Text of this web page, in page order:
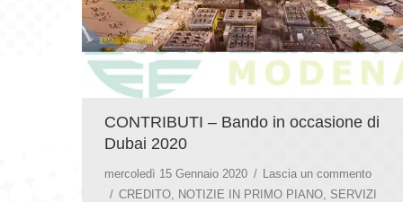
CONTRIBUTI – Bando in occasione di
Dubai 2020
mercoledì 15 Gennaio 2020
Lascia un commento
CREDITO
NOTIZIE IN PRIMO PIANO SERVIZI